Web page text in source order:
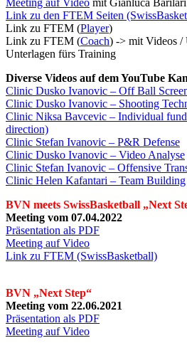
Link zu den FTEM Seiten
Link zu FTEM (Player)
Link zu FTEM (Coach) -> mit Videos /
Unterlagen fürs Training
Diverse Videos auf dem YouTube
Clinic Dusko Ivanovic – Off Ball
Clinic Dusko Ivanovic – Shooting
Clinic Niksa Bavcevic – Individual
direction)
Clinic Stefan Ivanovic – P&R Defense
Clinic Dusko Ivanovic – Video Analyse
Clinic Stefan Ivanovic – Offensive
Clinic Helen Kafantari – Team Building
BVN meets SwissBasketball „Next
Meeting vom 07.04.2022
Präsentation als PDF
Meeting auf Video
Link zu FTEM (SwissBasketball)
BVN „Next Step“
Meeting vom 22.06.2021
Präsentation als PDF
Meeting auf Video